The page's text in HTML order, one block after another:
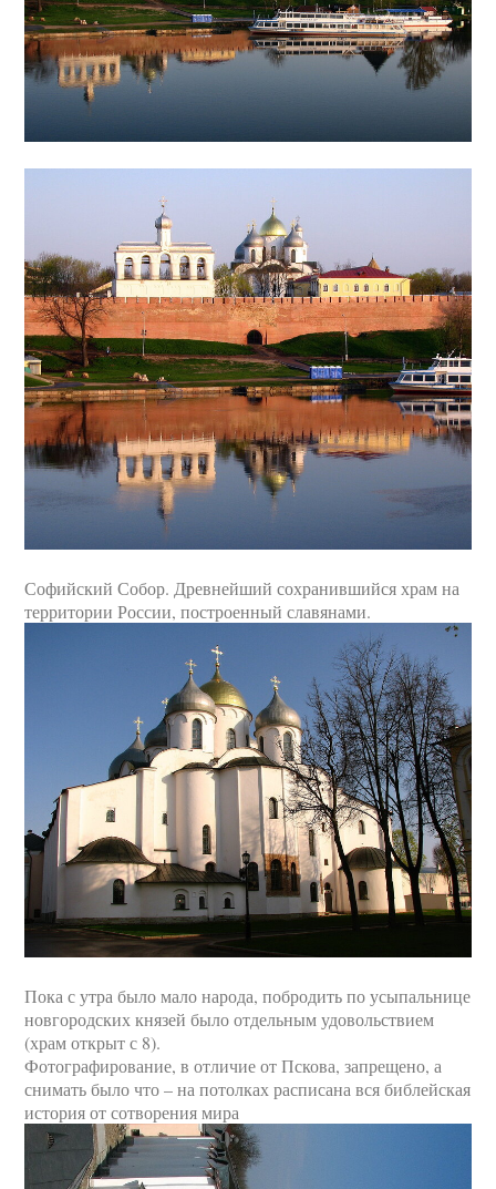
Софийский Собор. Древнейший сохранившийся храм на
территории России, построенный славянами.
Пока с утра было мало народа, побродить по усыпальнице
новгородских князей было отдельным удовольствием
(храм открыт с 8).
Фотографирование, в отличие от Пскова, запрещено, а
снимать было что – на потолках расписана вся библейская
история от сотворения мира